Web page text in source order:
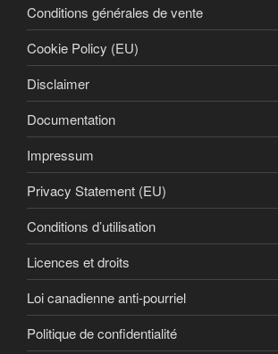
Conditions générales de vente
Cookie Policy (EU)
Disclaimer
Documentation
Impressum
Privacy Statement (EU)
Conditions d’utilisation
Licences et droits
Loi canadienne anti-pourriel
Politique de confidentialité